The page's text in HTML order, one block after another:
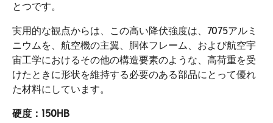
とつです。
実用的な観点からは、この高い降伏強度は、7075アルミ
ニウムを、航空機の主翼、胴体フレーム、および航空宇
宙工学におけるその他の構造要素のような、高荷重を受
けたときに形状を維持する必要のある部品にとって優れ
た材料にしています。
硬度：150HB